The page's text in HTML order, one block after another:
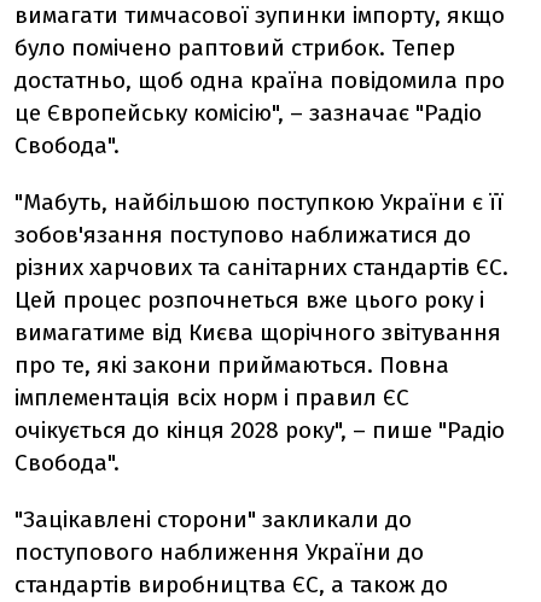
вимагати тимчасової зупинки імпорту, якщо
було помічено раптовий стрибок. Тепер
достатньо, щоб одна країна повідомила про
це Європейську комісію", – зазначає "Радіо
Свобода".
"Мабуть, найбільшою поступкою України є її
зобов'язання поступово наближатися до
різних харчових та санітарних стандартів ЄС.
Цей процес розпочнеться вже цього року і
вимагатиме від Києва щорічного звітування
про те, які закони приймаються. Повна
імплементація всіх норм і правил ЄС
очікується до кінця 2028 року", – пише "Радіо
Свобода".
"Зацікавлені сторони" закликали до
поступового наближення України до
стандартів виробництва ЄС, а також до